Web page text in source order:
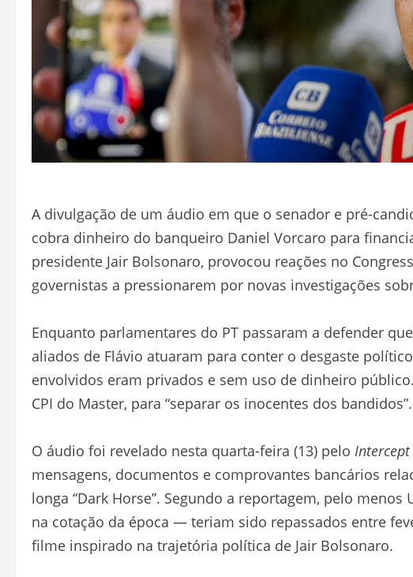
A divulgação de um áudio em que o senador e pré-
cobra dinheiro do banqueiro Daniel Vorcaro para
presidente Jair Bolsonaro, provocou reações no
governistas a pressionarem por novas investigações
Enquanto parlamentares do PT passaram a defender
aliados de Flávio atuaram para conter o desgaste
envolvidos eram privados e sem uso de dinheiro
CPI do Master, para “separar os inocentes dos bandidos”.
O áudio foi revelado nesta quarta-feira (13) pelo
mensagens, documentos e comprovantes bancários
longa “Dark Horse”. Segundo a reportagem, pelo
na cotação da época — teriam sido repassados entre
filme inspirado na trajetória política de Jair Bolsonaro.